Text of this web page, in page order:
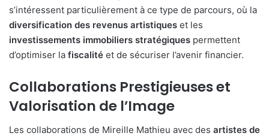
s’intéressent particulièrement à ce type de parcours, où la
diversification des revenus artistiques et les
investissements immobiliers stratégiques permettent
d’optimiser la fiscalité et de sécuriser l’avenir financier.
Collaborations Prestigieuses et
Valorisation de l’Image
Les collaborations de Mireille Mathieu avec des artistes de